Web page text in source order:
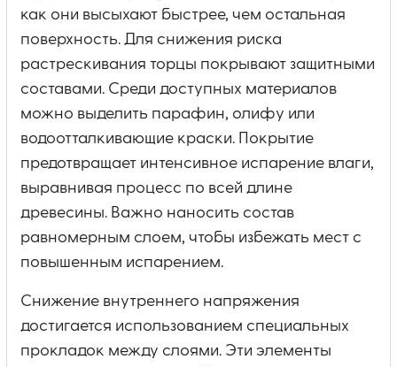
как они высыхают быстрее, чем остальная
поверхность. Для снижения риска
растрескивания торцы покрывают защитными
составами. Среди доступных материалов
можно выделить парафин, олифу или
водоотталкивающие краски. Покрытие
предотвращает интенсивное испарение влаги,
выравнивая процесс по всей длине
древесины. Важно наносить состав
равномерным слоем, чтобы избежать мест с
повышенным испарением.
Снижение внутреннего напряжения
достигается использованием специальных
прокладок между слоями. Эти элементы